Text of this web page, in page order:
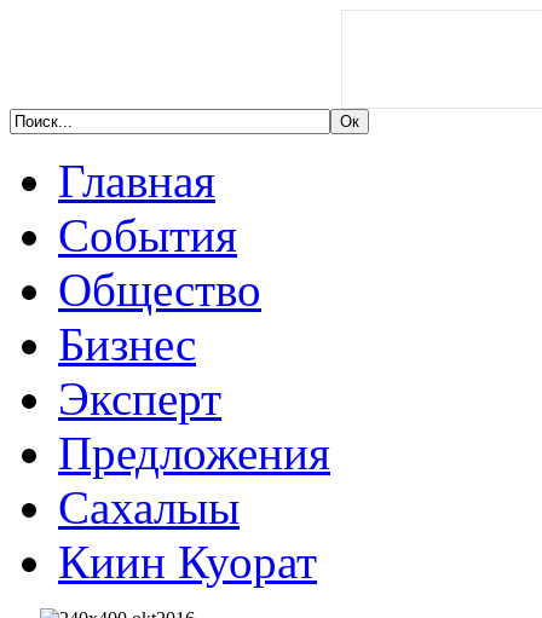
Главная
События
Общество
Бизнес
Эксперт
Предложения
Сахалыы
Киин Куорат